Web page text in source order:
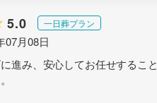
5.0 一日葬プラン
07月08日
進み、安心してお任せすること